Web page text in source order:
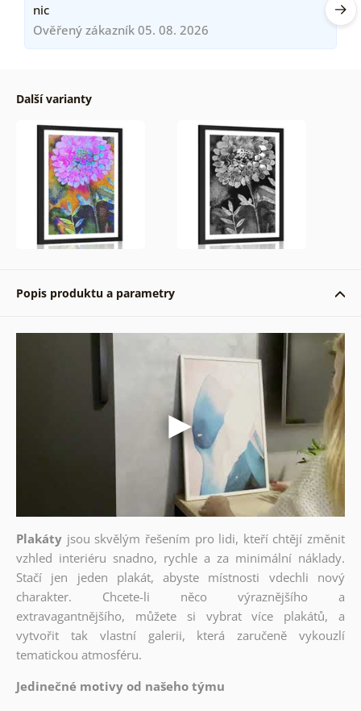
nic
Ověřený zákazník 05. 08. 2026
Další varianty
Popis produktu a parametry
Plakáty jsou skvělým řešením pro lidi, kteří chtějí změnit
vzhled interiéru snadno, rychle a za minimální náklady.
Stačí jen jeden plakát, abyste místnosti vdechli nový
charakter. Chcete-li něco výraznějšího a
extravagantnějšího, můžete si vybrat více plakátů, a
vytvořit tak vlastní galerii, která zaručeně vykouzlí
tematickou atmosféru.
Jedinečné motivy od našeho týmu